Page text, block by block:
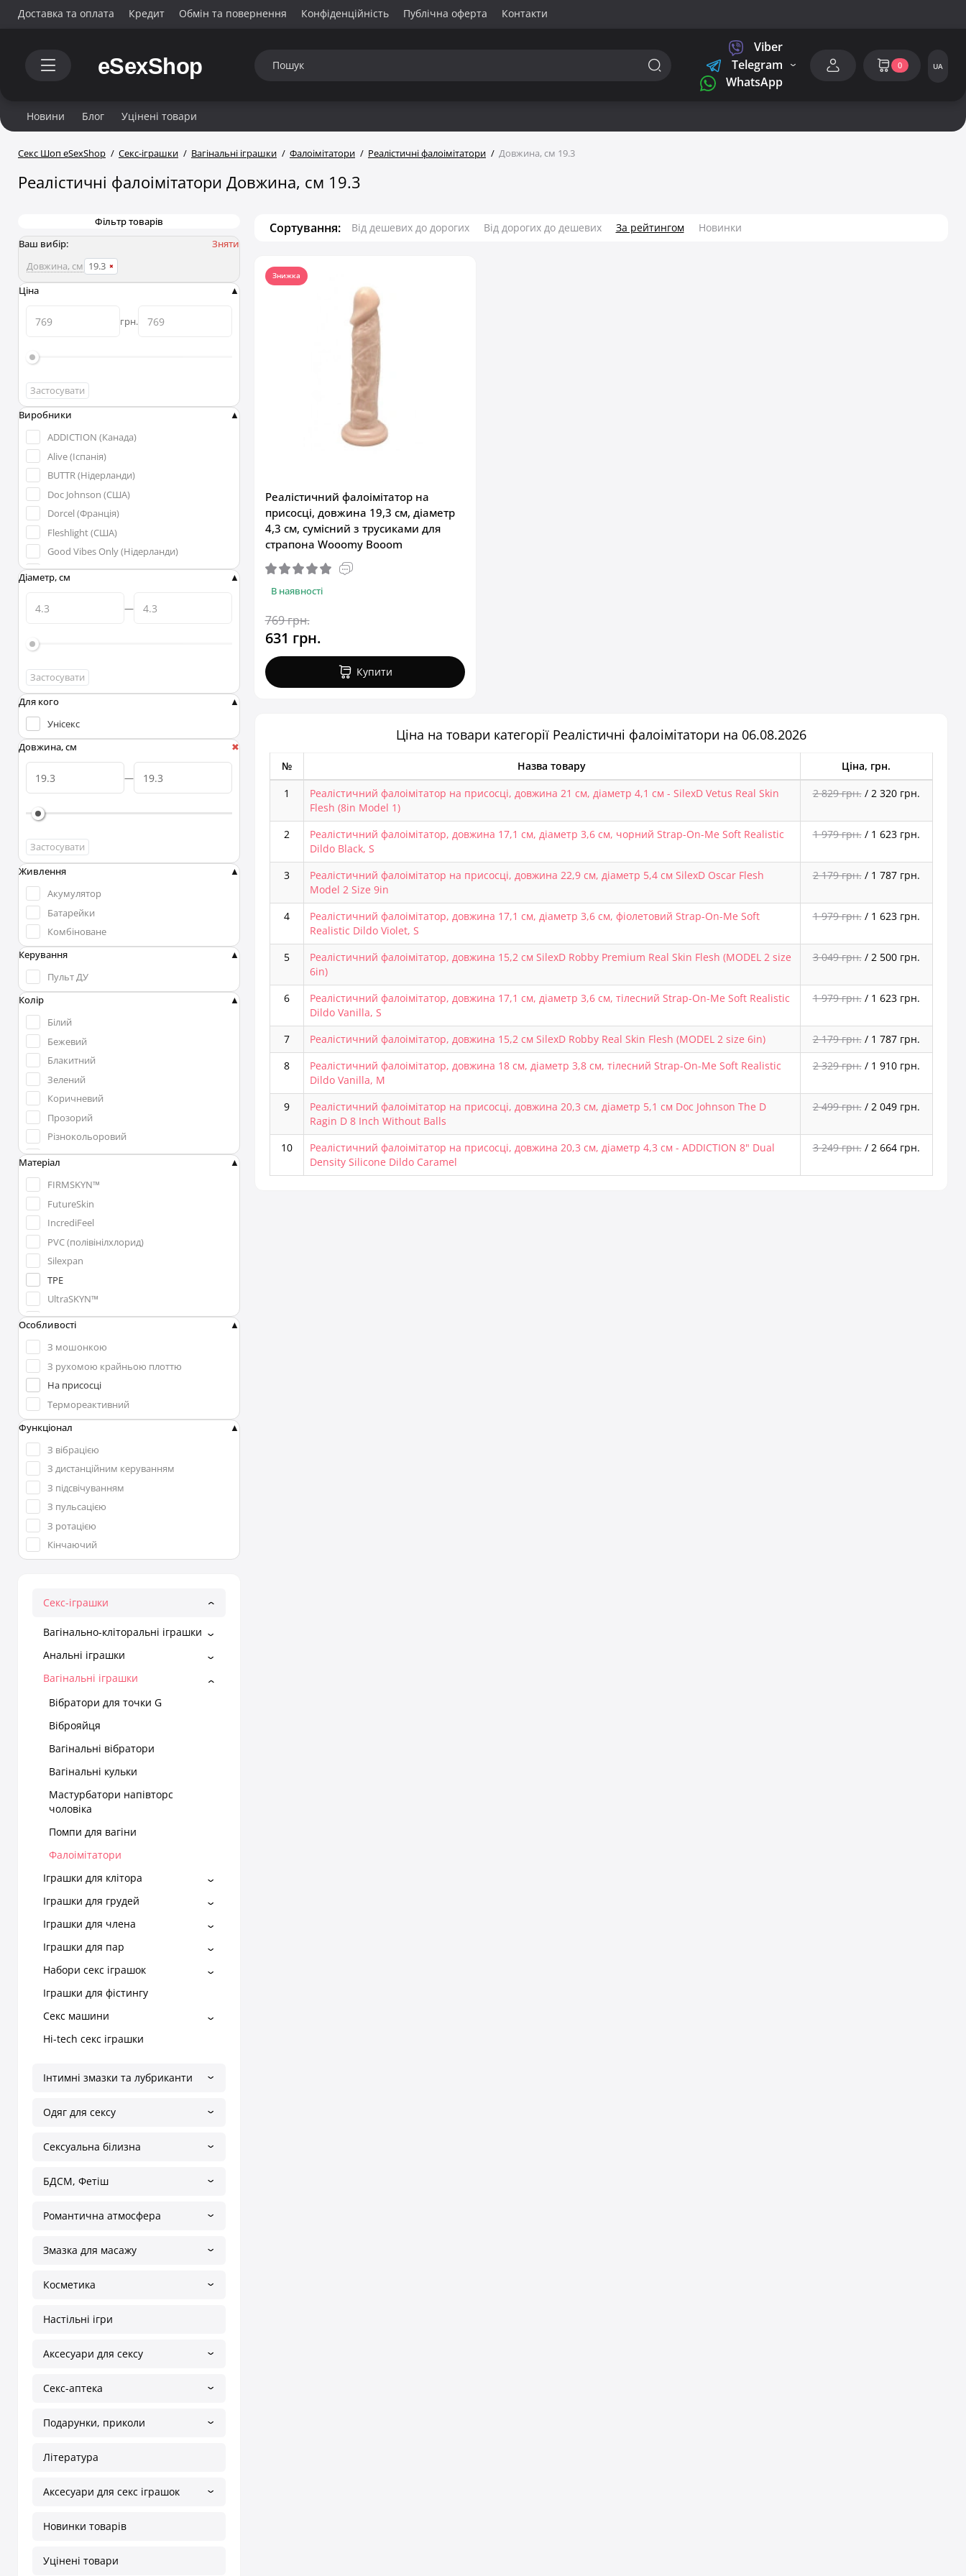
Доставка та оплата Кредит Обмін та повернення Конфіденційність Публічна оферта Контакти
Viber
Telegram
WhatsApp
0 UA
Новини Блог Уцінені товари
Секс Шоп eSexShop Секс-іграшки Вагінальні іграшки Фалоімітатори Реалістичні фалоімітатори Довжина, см 19.3
Реалістичні фалоімітатори Довжина, см 19.3
Фільтр товарів
Ваш вибір:
Зняти
Довжина, см 19.3
Ціна
грн.
Застосувати
Виробники
ADDICTION (Канада)
Alive (Іспанія)
BUTTR (Нідерланди)
Doc Johnson (США)
Dorcel (Франція)
Fleshlight (США)
Good Vibes Only (Нідерланди)
Hismith (Китай)
Real Body (Франція)
Діаметр, см
Застосувати
Для кого
Унісекс
Довжина, см
Застосувати
Живлення
Акумулятор
Батарейки
Комбіноване
Керування
Пульт ДУ
Колір
Білий
Бежевий
Блакитний
Зелений
Коричневий
Прозорий
Різнокольоровий
Рожевий
Чорний
Матеріал
FIRMSKYN™
FutureSkin
IncrediFeel
PVC (полівінілхлорид)
Silexpan
TPE
UltraSKYN™
Гель
Особливості
З мошонкою
З рухомою крайньою плоттю
На присосці
Термореактивний
Функціонал
З вібрацією
З дистанційним керуванням
З підсвічуванням
З пульсацією
З ротацією
Кінчаючий
Секс-іграшки
Вагінально-кліторальні іграшки
Анальні іграшки
Вагінальні іграшки
Вібратори для точки G
Віброяйця
Вагінальні вібратори
Вагінальні кульки
Мастурбатори напівторс
чоловіка
Помпи для вагіни
Фалоімітатори
Іграшки для клітора
Іграшки для грудей
Іграшки для члена
Іграшки для пар
Набори секс іграшок
Іграшки для фістингу
Секс машини
Hi-tech секс іграшки
Інтимні змазки та лубриканти
Одяг для сексу
Сексуальна білизна
БДСМ, Фетіш
Романтична атмосфера
Змазка для масажу
Косметика
Настільні ігри
Аксесуари для сексу
Секс-аптека
Подарунки, приколи
Література
Аксесуари для секс іграшок
Новинки товарів
Уцінені товари
Сортування: Від дешевих до дорогих Від дорогих до дешевих За рейтингом Новинки
Знижка
Реалістичний фалоімітатор на
присосці, довжина 19,3 см, діаметр
4,3 см, сумісний з трусиками для
страпона Wooomy Booom
В наявності
769 грн.
631 грн.
Купити
Ціна на товари категорії Реалістичні фалоімітатори на 06.08.2026
№ Назва товару
Ціна, грн.
1
Реалістичний фалоімітатор на присосці, довжина 21 см, діаметр 4,1 см - SilexD Vetus Real Skin
Flesh (8in Model 1)
2 829 грн./ 2 320 грн.
2
Реалістичний фалоімітатор, довжина 17,1 см, діаметр 3,6 см, чорний Strap-On-Me Soft Realistic
Dildo Black, S
1 979 грн./ 1 623 грн.
3
Реалістичний фалоімітатор на присосці, довжина 22,9 см, діаметр 5,4 см SilexD Oscar Flesh
Model 2 Size 9in
2 179 грн./ 1 787 грн.
4
Реалістичний фалоімітатор, довжина 17,1 см, діаметр 3,6 см, фіолетовий Strap-On-Me Soft
Realistic Dildo Violet, S
1 979 грн./ 1 623 грн.
5
Реалістичний фалоімітатор, довжина 15,2 см SilexD Robby Premium Real Skin Flesh (MODEL 2 size
6in)
3 049 грн./ 2 500 грн.
6
Реалістичний фалоімітатор, довжина 17,1 см, діаметр 3,6 см, тілесний Strap-On-Me Soft Realistic
Dildo Vanilla, S
1 979 грн./ 1 623 грн.
7 Реалістичний фалоімітатор, довжина 15,2 см SilexD Robby Real Skin Flesh (MODEL 2 size 6in) 2 179 грн./ 1 787 грн.
8
Реалістичний фалоімітатор, довжина 18 см, діаметр 3,8 см, тілесний Strap-On-Me Soft Realistic
Dildo Vanilla, M
2 329 грн./ 1 910 грн.
9
Реалістичний фалоімітатор на присосці, довжина 20,3 см, діаметр 5,1 см Doc Johnson The D
Ragin D 8 Inch Without Balls
2 499 грн./ 2 049 грн.
10
Реалістичний фалоімітатор на присосці, довжина 20,3 см, діаметр 4,3 см - ADDICTION 8" Dual
Density Silicone Dildo Caramel
3 249 грн./ 2 664 грн.